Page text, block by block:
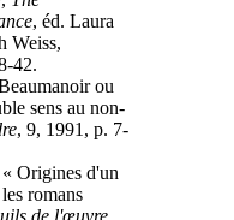
, éd. Laura
Weiss,
42.
ou
sens au non-
, 9, 1991, p. 7-
Origines d'un
romans
de l'œuvre